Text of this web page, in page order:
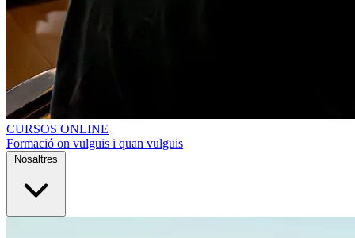
CURSOS ONLINE
Formació on vulguis i quan vulguis
Nosaltres